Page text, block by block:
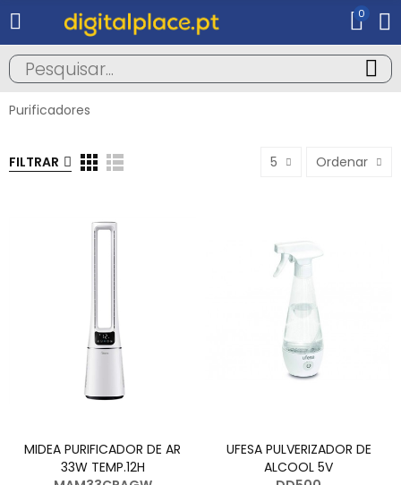
0
Purificadores
FILTRAR 5 Ordenar
MIDEA PURIFICADOR DE AR
33W TEMP.12H
UFESA PULVERIZADOR DE
ALCOOL 5V